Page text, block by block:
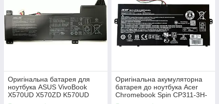
Оригінальна батарея для
ноутбука ASUS VivoBook
X570UD X570ZD K570UD
Оригінальна акумуляторна
батарея до ноутбука Acer
Chromebook Spin CP311-3H-